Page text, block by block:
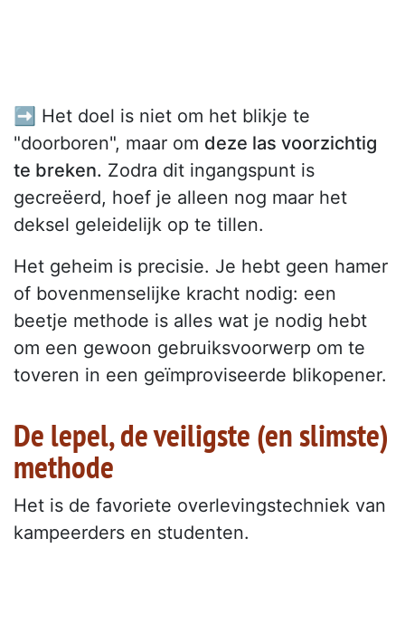
➡️ Het doel is niet om het blikje te
"doorboren", maar om deze las voorzichtig
te breken. Zodra dit ingangspunt is
gecreëerd, hoef je alleen nog maar het
deksel geleidelijk op te tillen.
Het geheim is precisie. Je hebt geen hamer
of bovenmenselijke kracht nodig: een
beetje methode is alles wat je nodig hebt
om een gewoon gebruiksvoorwerp om te
toveren in een geïmproviseerde blikopener.
De lepel, de veiligste (en slimste)
methode
Het is de favoriete overlevingstechniek van
kampeerders en studenten.